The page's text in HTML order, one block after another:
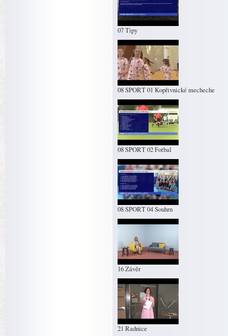
07 Tipy
08 SPORT 01 Kopřivnické mecheche
08 SPORT 02 Fotbal
08 SPORT 04 Souhrn
16 Závěr
21 Radnice